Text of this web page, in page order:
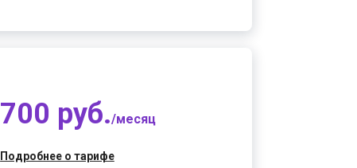
700 руб./месяц
Подробнее о тарифе